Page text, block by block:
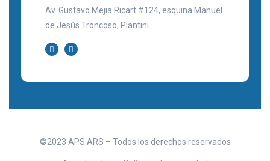
Av. Gustavo Mejia Ricart #124, esquina Manuel
de Jesús Troncoso, Piantini.
©2023 APS ARS – Todos los derechos reservados